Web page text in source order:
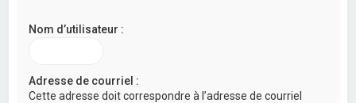
Nom d’utilisateur :
Adresse de courriel :
Cette adresse doit correspondre à l’adresse de courriel